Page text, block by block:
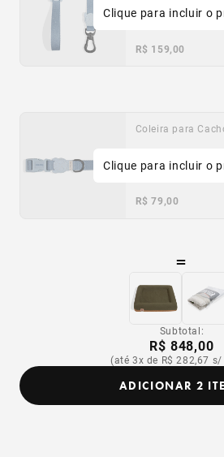
PP P G
R$ 159,00
Clique para incluir o
Coleira para
PP P M
R$ 79,00
Clique para incluir o
=
Subtotal:
R$ 848,00
(até 3x de R$ 282,67
ADICIONAR 2